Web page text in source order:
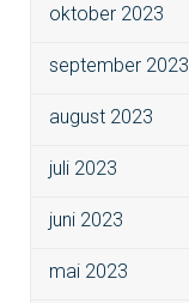
oktober 2023
september 2023
august 2023
juli 2023
juni 2023
mai 2023